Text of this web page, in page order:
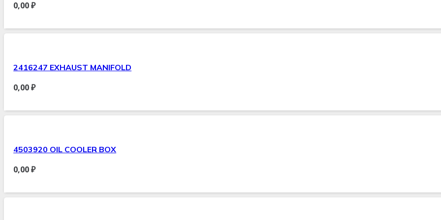
0,00₽
2416247 EXHAUST MANIFOLD
0,00₽
4503920 OIL COOLER BOX
0,00₽